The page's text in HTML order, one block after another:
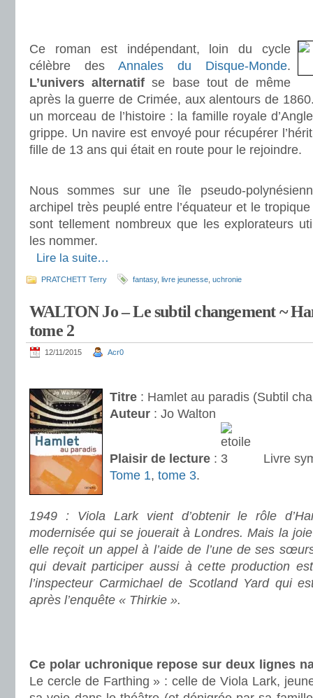
Ce roman est indépendant, loin du cycle
célèbre des Annales du Disque-Monde.
L’univers alternatif se base tout de même
après la guerre de Crimée, aux alentours de
un morceau de l’histoire : la famille royale
grippe. Un navire est envoyé pour récupérer
fille de 13 ans qui était en route pour le rejoindre.
Nous sommes sur une île pseudo-
archipel très peuplé entre l’équateur et le
sont tellement nombreux que les explorateurs
les nommer.
Lire la suite…
PRATCHETT Terry fantasy, livre jeunesse uchronie
WALTON Jo – Le subtil changement ~
tome 2
12/11/2015 Acr0
Titre : Hamlet au paradis (Subtil
Auteur : Jo Walton
Plaisir de lecture :
Livre
Tome 1, tome 3.
1949 : Viola Lark vient d’obtenir le rôle
modernisée qui se jouerait à Londres. Mais la
elle reçoit un appel à l’aide de l’une de ses
qui devait participer aussi à cette production
l’inspecteur Carmichael de Scotland Yard qui
après l’enquête « Thirkie ».
Ce polar uchronique repose sur deux lignes
Le cercle de Farthing » : celle de Viola Lark,